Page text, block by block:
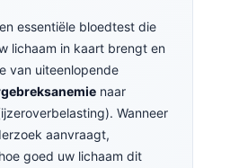
essentiële bloedtest die
lichaam in kaart brengt en
van uiteenlopende
naar
Wanneer
aanvraagt,
goed uw lichaam dit